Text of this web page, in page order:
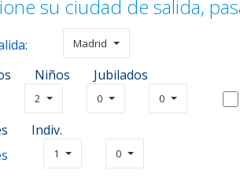
su ciudad de salida,
Madrid
Niños
Jubilados
2 0 0
Indiv.
1 0